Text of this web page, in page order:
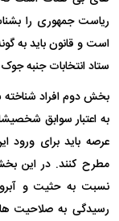
ریاست جمهوری را
است و قانون باید به
ستاد انتخابات جنبه
بخش دوم افراد شناخته
به اعتبار سوابق
عرصه باید برای ورود
مطرح کنند. در این
نسبت به حثیت و
رسیدگی به صلاحیت ها